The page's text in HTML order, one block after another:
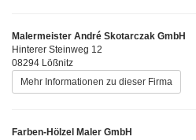
Malermeister André Skotarczak GmbH
Hinterer Steinweg 12
08294 Lößnitz
Mehr Informationen zu dieser Firma
Farben-Hölzel Maler GmbH